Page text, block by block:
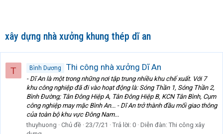
xây dựng nhà xưởng khung thép dĩ an
T Bình Dương Thi công nhà xưởng Dĩ An
- Dĩ An là một trong những nơi tập trung nhiều khu chế xuất. Với 7
khu công nghiệp đã đi vào hoạt động là: Sóng Thần 1, Sóng Thần 2,
Bình Đường; Tân Đông Hiệp A, Tân Đông Hiệp B, KCN Tân Bình, Cụm
công nghiệp may mặc Bình An... - Dĩ An trở thành đầu mối giao thông
của toàn bộ khu vực Đông Nam...
thuyhuong
Chủ đề 23/7/21 Trả lời: 0 Diễn đàn: Thi công xây